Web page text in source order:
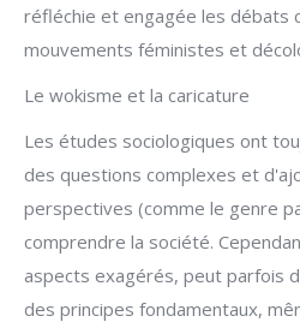
réfléchie et engagée les débats
mouvements féministes et
Le wokisme et la caricature
Les études sociologiques ont
des questions complexes et
perspectives (comme le genre
comprendre la société.
aspects exagérés, peut parfois
des principes fondamentaux,